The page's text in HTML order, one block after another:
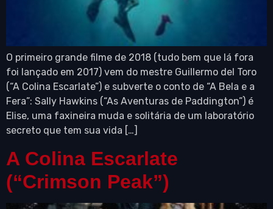
O primeiro grande filme de 2018 (tudo bem que lá fora
foi lançado em 2017) vem do mestre Guillermo del Toro
(“A Colina Escarlate”) e subverte o conto de “A Bela e a
Fera”: Sally Hawkins (“As Aventuras de Paddington”) é
Elise, uma faxineira muda e solitária de um laboratório
secreto que tem sua vida […]
A Colina Escarlate
(“Crimson Peak”)